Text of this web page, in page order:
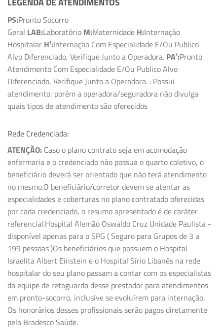
PS:Pronto Socorro
Geral LAB:Laboratório M:Maternidade H:Internação
Hospitalar H¹:Internação Com Especialidade E/Ou Publico
Alvo Diferenciado, Verifique Junto a Operadora. PA¹:Pronto
Atendimento Com Especialidade E/Ou Publico Alvo
Diferenciado, Verifique Junto a Operadora. : Possui
atendimento, porém a operadora/seguradora não divulga
quais tipos de atendimento são oferecidos
Rede Credenciada:
ATENÇÃO: Caso o plano contrato seja em acomodação
enfermaria e o credenciado não possua o quarto coletivo, o
beneficiário deverá ser orientado que não terá atendimento
no mesmo.O beneficiário/corretor devem se atentar as
especialidades e coberturas no plano contratado oferecidas
por cada credenciado, o resumo apresentado é de caráter
referencial.Hospital Alemão Oswaldo Cruz Unidade Paulista -
disponível apenas para o SPG ( Seguro para Grupos de 3 a
199 pessoas )Os beneficiários que possuem o Hospital
Israelita Albert Einstein e o Hospital Sírio Libanês na rede
hospitalar do seu plano passam a contar com os especialistas
da equipe de retaguarda desse prestador para atendimentos
em pronto-socorro, inclusive se evoluírem para internação.
Os honorários desses profissionais serão pagos diretamente
pela Bradesco Saúde.